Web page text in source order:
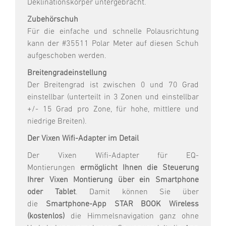
Deklinationskörper untergebracht.
Zubehörschuh
Für die einfache und schnelle Polausrichtung
kann der #35511 Polar Meter auf diesen Schuh
aufgeschoben werden.
Breitengradeinstellung
Der Breitengrad ist zwischen 0 und 70 Grad
einstellbar (unterteilt in 3 Zonen und einstellbar
+/- 15 Grad pro Zone, für hohe, mittlere und
niedrige Breiten).
Der Vixen Wifi-Adapter im Detail
Der Vixen Wifi-Adapter für EQ-
Montierungen ermöglicht Ihnen die Steuerung
Ihrer Vixen Montierung über ein Smartphone
oder Tablet. Damit können Sie über
die Smartphone-App STAR BOOK Wireless
(kostenlos) die Himmelsnavigation ganz ohne